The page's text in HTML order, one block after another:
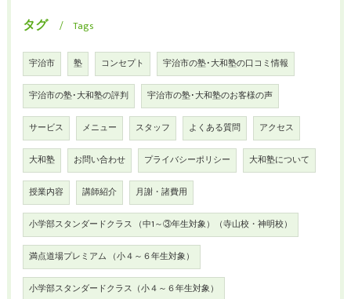
タグ Tags
宇治市 塾 コンセプト 宇治市の塾･大和塾の口コミ情報
宇治市の塾･大和塾の評判 宇治市の塾･大和塾のお客様の声
サービス メニュー スタッフ よくある質問 アクセス
大和塾 お問い合わせ プライバシーポリシー 大和塾について
授業内容 講師紹介 月謝・諸費用
小学部スタンダードクラス （中1～③年生対象）（寺山校・神明校）
満点道場プレミアム （小４～６年生対象）
小学部スタンダードクラス（小４～６年生対象）